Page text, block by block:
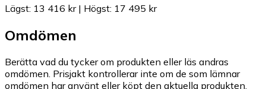
Lägst: 13 416 kr| Högst: 17 495 kr
Omdömen
Berätta vad du tycker om produkten eller läs andras
omdömen. Prisjakt kontrollerar inte om de som lämnar
omdömen har använt eller köpt den aktuella produkten.